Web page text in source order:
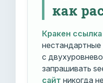
как
Кракен ссылка
с
запрашивать
сайт никогда